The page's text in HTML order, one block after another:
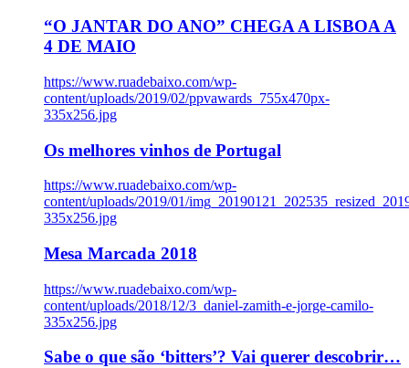
“O JANTAR DO ANO” CHEGA A LISBOA A
4 DE MAIO
https://www.ruadebaixo.com/wp-
content/uploads/2019/02/ppvawards_755x470px-
335x256.jpg
Os melhores vinhos de Portugal
https://www.ruadebaixo.com/wp-
content/uploads/2019/01/
335x256.jpg
Mesa Marcada 2018
https://www.ruadebaixo.com/wp-
content/uploads/2018/12/3_daniel-zamith-e-jorge-camilo-
335x256.jpg
Sabe o que são ‘bitters’? Vai querer descobrir…